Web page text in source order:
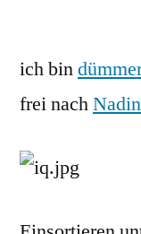
ich bin
frei nach